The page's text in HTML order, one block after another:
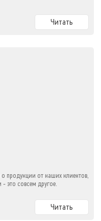
Читать
продукции от наших клиентов,
это совсем другое.
Читать